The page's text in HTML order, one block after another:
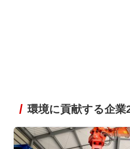
環境に貢献する企業